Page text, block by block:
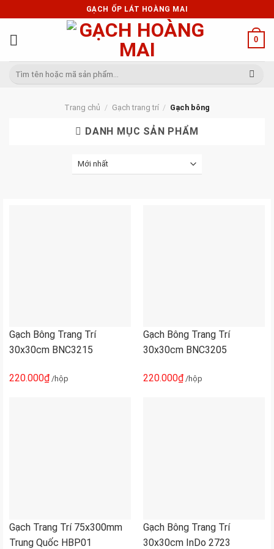
to
content
GẠCH ỐP LÁT HOÀNG MAI
0
Tìm
Trang chủ / Gạch trang trí / Gạch bông
DANH MỤC SẢN PHẨM
Gạch Bông Trang Trí
30x30cm BNC3215
220.000₫/hộp
Gạch Bông Trang Trí
30x30cm BNC3205
220.000₫/hộp
Gạch Trang Trí 75x300mm
Trung Quốc HBP01
Gạch Bông Trang Trí
30x30cm InDo 2723